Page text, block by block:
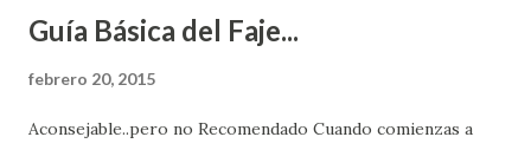
Guía Básica del Faje...
febrero 20, 2015
Aconsejable..pero no Recomendado Cuando comienzas a